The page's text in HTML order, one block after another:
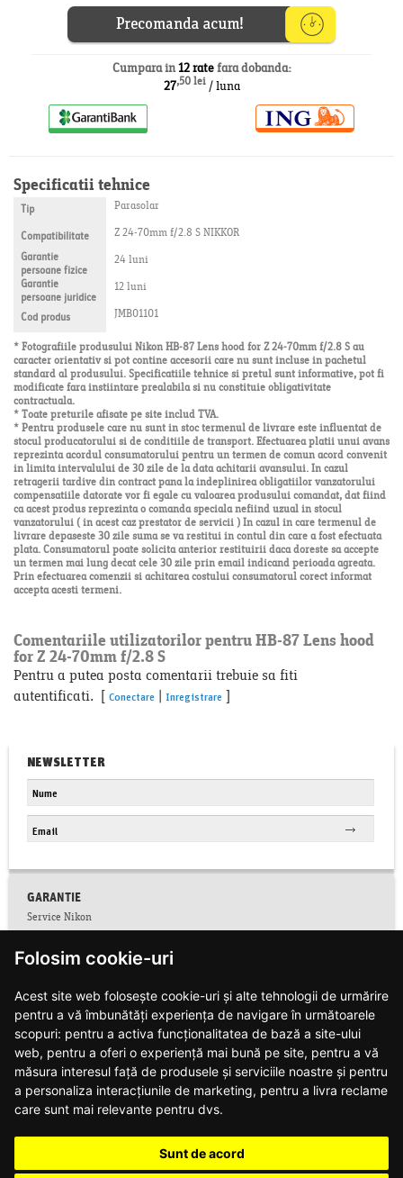
Folosim cookie-uri
Acest site web folosește cookie-uri și alte tehnologii de urmărire
pentru a vă îmbunătăți experiența de navigare în următoarele
scopuri: pentru a activa funcționalitatea de bază a site-ului
web, pentru a oferi o experiență mai bună pe site, pentru a vă
măsura interesul față de produsele și serviciile noastre și pentru
a personaliza interacțiunile de marketing, pentru a livra reclame
care sunt mai relevante pentru dvs.
Sunt de acord
Cumpara in12 ratefara dobanda:
27,50 lei/ luna
Specificatii tehnice
Tip Parasolar
Compatibilitate Z 24-70mm f/2.8 S NIKKOR
Garantie
persoane fizice 24 luni
Garantie
persoane juridice 12 luni
Cod produs
JMB01101
* Fotografiile produsului Nikon HB-87 Lens hood for Z 24-70mm f/2.8 S au
caracter orientativ si pot contine accesorii care nu sunt incluse in pachetul
standard al produsului. Specificatiile tehnice si pretul sunt informative, pot fi
modificate fara instiintare prealabila si nu constituie obligativitate
contractuala.
* Toate preturile afisate pe site includ TVA.
* Pentru produsele care nu sunt in stoc termenul de livrare este influentat de
stocul producatorului si de conditiile de transport. Efectuarea platii unui avans
reprezinta acordul consumatorului pentru un termen de comun acord convenit
in limita intervalului de 30 zile de la data achitarii avansului. In cazul
retragerii tardive din contract pana la indeplinirea obligatiilor vanzatorului
compensatiile datorate vor fi egale cu valoarea produsului comandat, dat fiind
ca acest produs reprezinta o comanda speciala nefiind uzual in stocul
vanzatorului ( in acest caz prestator de servicii ) In cazul in care termenul de
livrare depaseste 30 zile suma se va restitui in contul din care a fost efectuata
plata. Consumatorul poate solicita anterior restituirii daca doreste sa accepte
un termen mai lung decat cele 30 zile prin email indicand perioada agreata.
Prin efectuarea comenzii si achitarea costului consumatorul corect informat
accepta acesti termeni.
Comentariile utilizatorilor pentru HB-87 Lens hood
for Z 24-70mm f/2.8 S
Pentru a putea posta comentarii trebuie sa fiti
autentificati. [ Conectare | Inregistrare ]
NEWSLETTER
GARANTIE
Service Nikon
Conditii service Nikon
Facebook
Conditii de garantie
Contact
Informatii siguranta produse
Modalitati de plata si livrare
Notificari web push
Politica de confidentialitate
Politica de utilizare cookie-uri
Regulament campanie Nikon
Regulament campanie Nikon Z8